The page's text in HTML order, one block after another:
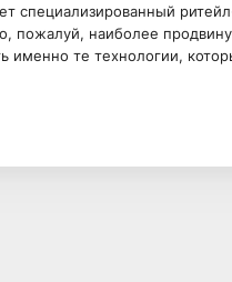
специализированный
пожалуй, наиболее
именно те технологии,